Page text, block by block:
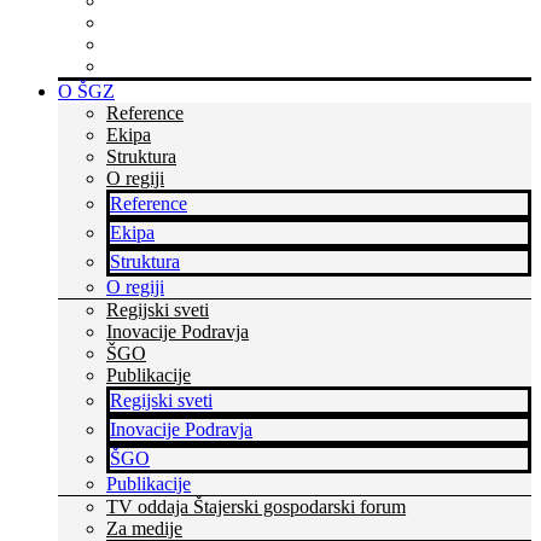
O ŠGZ
Reference
Ekipa
Struktura
O regiji
Reference
Ekipa
Struktura
O regiji
Regijski sveti
Inovacije Podravja
ŠGO
Publikacije
Regijski sveti
Inovacije Podravja
ŠGO
Publikacije
TV oddaja Štajerski gospodarski forum
Za medije